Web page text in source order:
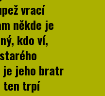
vrací
někde je
kdo ví,
je jeho bratr
ten trpí